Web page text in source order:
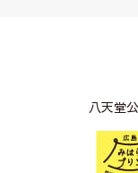
八天堂